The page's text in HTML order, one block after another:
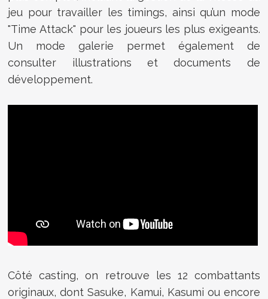
jeu pour travailler les timings, ainsi qu’un mode
"Time Attack" pour les joueurs les plus exigeants.
Un mode galerie permet également de
consulter illustrations et documents de
développement.
Côté casting, on retrouve les 12 combattants
originaux, dont Sasuke, Kamui, Kasumi ou encore